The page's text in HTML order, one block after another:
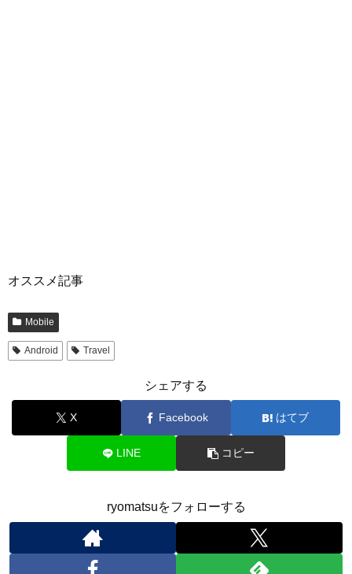
オススメ記事
Mobile
Android Travel
シェアする
X Facebook はてブ
LINE コピー
ryomatsuをフォローする